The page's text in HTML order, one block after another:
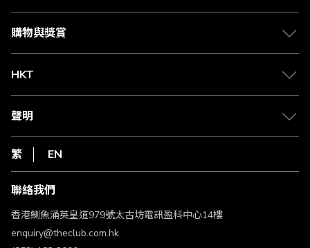
媒體中心
會籍及專屬禮遇
賺取積分
購物與獎賞
物流與配送
Club Shopping 商品領取站
常見問題
HKT
csl.
1010
HKT
聲明
私隱聲明
使用條款
條款及細則
不歧視及不騷擾聲明
認可牌照及通告
繁 EN
聯絡我們
香港鰂魚涌英皇道979號太古坊電訊盈科中心14樓
enquiry@theclub.com.hk